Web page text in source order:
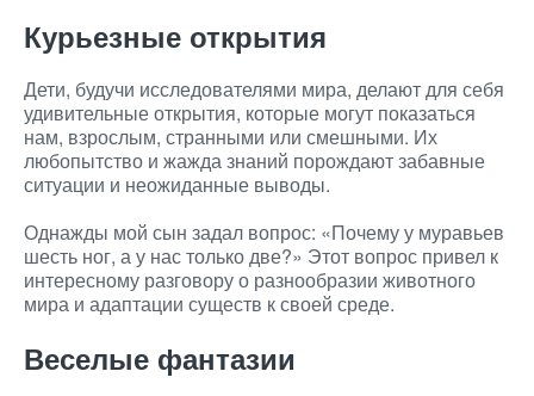
Курьезные открытия
Дети, будучи исследователями мира, делают для себя
удивительные открытия, которые могут показаться
нам, взрослым, странными или смешными. Их
любопытство и жажда знаний порождают забавные
ситуации и неожиданные выводы.
Однажды мой сын задал вопрос: «Почему у муравьев
шесть ног, а у нас только две?» Этот вопрос привел к
интересному разговору о разнообразии животного
мира и адаптации существ к своей среде.
Веселые фантазии